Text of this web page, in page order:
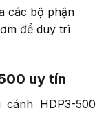
các bộ phận
để duy trì
uy tín
HDP3-500